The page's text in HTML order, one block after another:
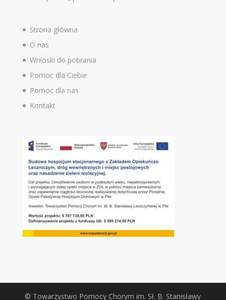
Strona główna
O nas
Wnioski do pobrania
Pomoc dla Ciebie
Pomoc dla nas
Kontakt
© Towarzystwo Pomocy Chorym im. Sł. B. Stanisławy